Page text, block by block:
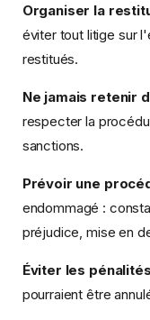
Organiser la
éviter tout litige sur
restitués.
Ne jamais retenir
respecter la
sanctions.
Prévoir une
endommagé :
préjudice, mise en
Éviter les
pourraient être